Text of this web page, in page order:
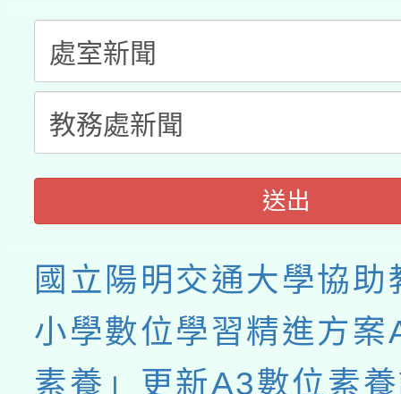
送出
國立陽明交通大學協助
小學數位學習精進方案
素養」更新A3數位素